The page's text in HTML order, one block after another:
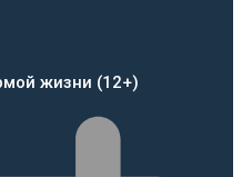
жизни (12+)